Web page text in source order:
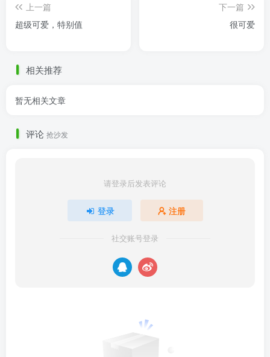
上一篇
超级可爱，特别值
下一篇
很可爱
相关推荐
暂无相关文章
评论 抢沙发
请登录后发表评论
登录 注册
社交账号登录